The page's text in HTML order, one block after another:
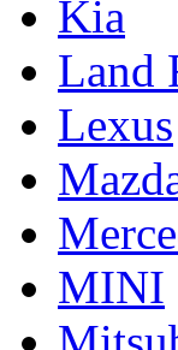
Kia
Land
Lexus
MINI